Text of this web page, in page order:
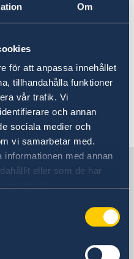
Om
för att anpassa innehållet
tillhandahålla funktioner
vår trafik. Vi
och annan
sociala medier och
vi samarbetar med.
med annan
eller som de har
Läs om hur det går
- barn med
innan 1 april
2015 av en svensk
medborgare och
04.52